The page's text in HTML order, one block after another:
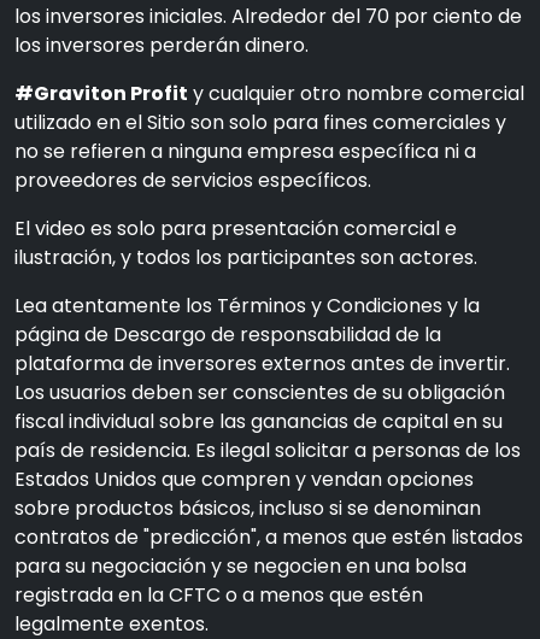
los inversores iniciales. Alrededor del 70 por ciento de
los inversores perderán dinero.
#Graviton Profit y cualquier otro nombre comercial
utilizado en el Sitio son solo para fines comerciales y
no se refieren a ninguna empresa específica ni a
proveedores de servicios específicos.
El video es solo para presentación comercial e
ilustración, y todos los participantes son actores.
Lea atentamente los Términos y Condiciones y la
página de Descargo de responsabilidad de la
plataforma de inversores externos antes de invertir.
Los usuarios deben ser conscientes de su obligación
fiscal individual sobre las ganancias de capital en su
país de residencia. Es ilegal solicitar a personas de los
Estados Unidos que compren y vendan opciones
sobre productos básicos, incluso si se denominan
contratos de "predicción", a menos que estén listados
para su negociación y se negocien en una bolsa
registrada en la CFTC o a menos que estén
legalmente exentos.